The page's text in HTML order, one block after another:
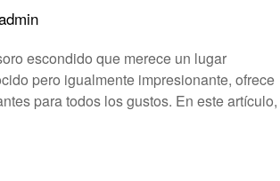
escondido que merece un lugar
pero igualmente impresionante, ofrece
para todos los gustos. En este artículo,